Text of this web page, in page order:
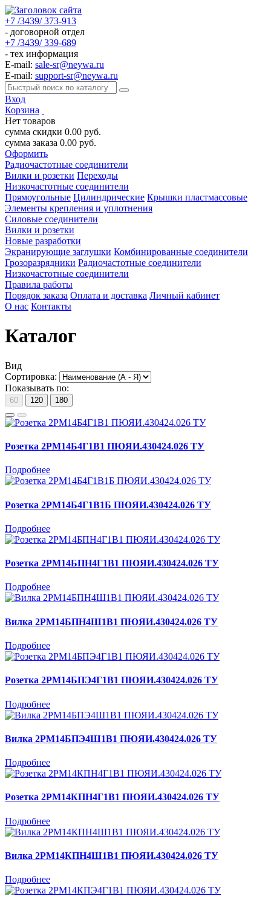
+7 /3439/ 373-913
- договорной отдел
+7 /3439/ 339-689
- тех информация
E-mail: sale-sr@neywa.ru
E-mail: support-sr@neywa.ru
Вход
Корзина
Нет товаров
сумма скидки 0.00 руб.
сумма заказа 0.00 руб.
Оформить
Радиочастотные соединители
Вилки и розетки Переходы
Низкочастотные соединители
Прямоугольные Цилиндрические Крышки пластмассовые
Элементы крепления и уплотнения
Силовые соединители
Вилки и розетки
Новые разработки
Экранирующие заглушки Комбинированные соединители
Грозоразрядники Радиочастотные соединители
Низкочастотные соединители
Правила работы
Порядок заказа Оплата и доставка Личный кабинет
О нас Контакты
Каталог
Вид
Сортировка:
Показывать по:
60 120 180
Розетка 2РМ14Б4Г1В1 ПЮЯИ.430424.026 ТУ
Подробнее
Розетка 2РМ14Б4Г1В1Б ПЮЯИ.430424.026 ТУ
Подробнее
Розетка 2РМ14БПН4Г1В1 ПЮЯИ.430424.026 ТУ
Подробнее
Вилка 2РМ14БПН4Ш1В1 ПЮЯИ.430424.026 ТУ
Подробнее
Розетка 2РМ14БПЭ4Г1В1 ПЮЯИ.430424.026 ТУ
Подробнее
Вилка 2РМ14БПЭ4Ш1В1 ПЮЯИ.430424.026 ТУ
Подробнее
Розетка 2РМ14КПН4Г1В1 ПЮЯИ.430424.026 ТУ
Подробнее
Вилка 2РМ14КПН4Ш1В1 ПЮЯИ.430424.026 ТУ
Подробнее